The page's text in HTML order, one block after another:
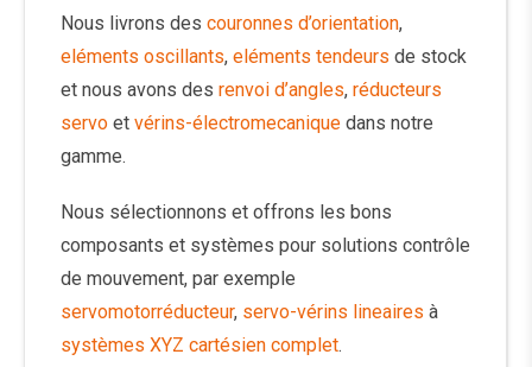
Nous livrons des couronnes d’orientation,
eléments oscillants, eléments tendeurs de stock
et nous avons des renvoi d’angles, réducteurs
servo et vérins-électromecanique dans notre
gamme.
Nous sélectionnons et offrons les bons
composants et systèmes pour solutions contrôle
de mouvement, par exemple
servomotorréducteur, servo-vérins lineaires à
systèmes XYZ cartésien complet.